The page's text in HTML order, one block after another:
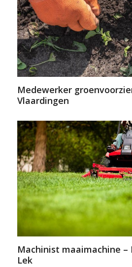
Medewerker
Vlaardingen
Machinist maaimachine –
Lek